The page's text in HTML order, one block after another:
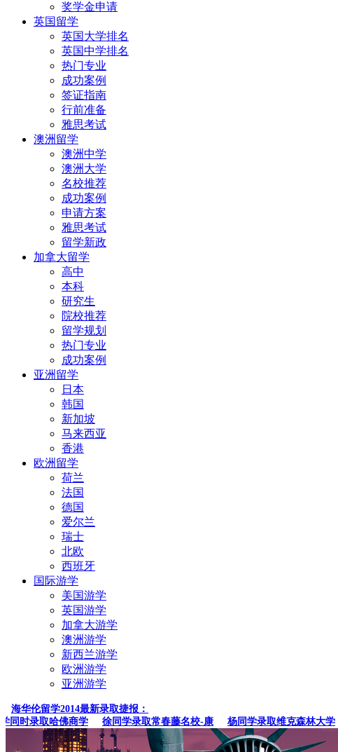
奖学金申请
英国留学
英国大学排名
英国中学排名
热门专业
成功案例
签证指南
行前准备
雅思考试
澳洲留学
澳洲中学
澳洲大学
名校推荐
成功案例
申请方案
雅思考试
留学新政
加拿大留学
高中
本科
研究生
院校推荐
留学规划
热门专业
成功案例
亚洲留学
日本
韩国
新加坡
马来西亚
香港
欧洲留学
荷兰
法国
德国
爱尔兰
瑞士
北欧
西班牙
国际游学
美国游学
英国游学
加拿大游学
澳洲游学
新西兰游学
欧洲游学
亚洲游学
海华伦留学2014最新录取捷报：
时录取哈佛商学
徐同学录取常春藤名校-康 杨同学录取维克森林大学